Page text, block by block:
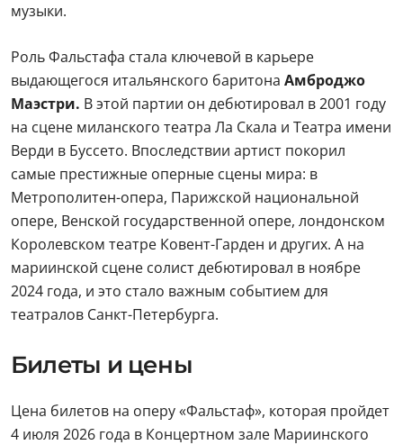
музыки.
Роль Фальстафа стала ключевой в карьере
выдающегося итальянского баритона Амброджо
Маэстри. В этой партии он дебютировал в 2001 году
на сцене миланского театра Ла Скала и Театра имени
Верди в Буссето. Впоследствии артист покорил
самые престижные оперные сцены мира: в
Метрополитен-опера, Парижской национальной
опере, Венской государственной опере, лондонском
Королевском театре Ковент-Гарден и других. А на
мариинской сцене солист дебютировал в ноябре
2024 года, и это стало важным событием для
театралов Санкт-Петербурга.
Билеты и цены
Цена билетов на оперу «Фальстаф», которая пройдет
4 июля 2026 года в Концертном зале Мариинского